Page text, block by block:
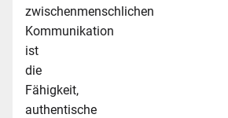
zwischenmenschlichen
Kommunikation
ist
die
Fähigkeit,
authentische